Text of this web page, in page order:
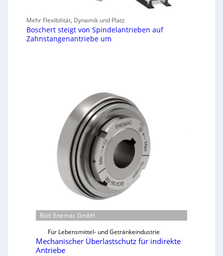
Mehr Flexibilität, Dynamik und Platz
Boschert steigt von Spindelantrieben auf
Zahnstangenantriebe um
Bild: Enemac GmbH
Für Lebensmittel- und Getränkeindustrie
Mechanischer Überlastschutz für indirekte
Antriebe